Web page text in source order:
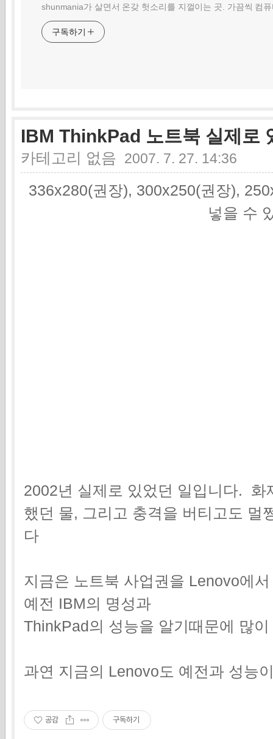
shunmania가 살면서 온갖 헛소리를 지껄이는 곳. 가끔씩 컴
구독하기
IBM ThinkPad 노트북 실제로
카테고리 없음 2007. 7. 27. 14:36
336x280(권장), 300x250(권장),
넣을 수
2002년 실제로 있었던 일입니다. 화
했던 물, 그리고 충격을 버티고도 멀
다
지금은 노트북 사업권을 Lenovo에
예전 IBM의 명성과
ThinkPad의 성능을 알기때문에 많
과연 지금의 Lenovo도 예전과 성능
공감 구독하기